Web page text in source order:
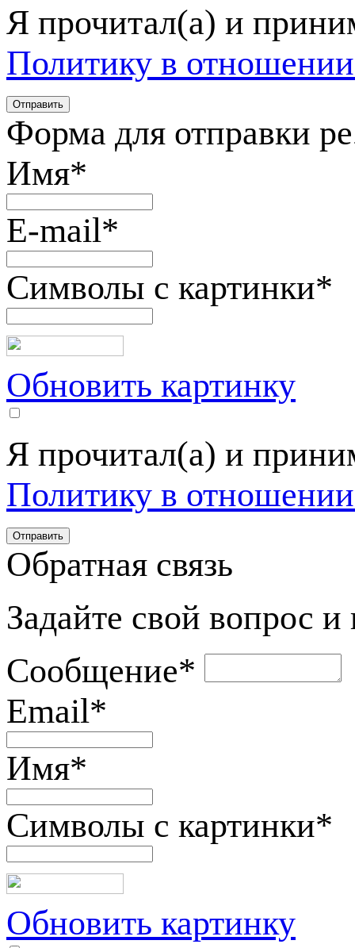
Я прочитал(а) и
Политику в
Форма для отправки
Имя*
E-mail*
Символы с картинки*
Обновить картинку
Я прочитал(а) и
Политику в
Обратная связь
Задайте свой вопрос
Сообщение*
Email*
Имя*
Символы с картинки*
Обновить картинку